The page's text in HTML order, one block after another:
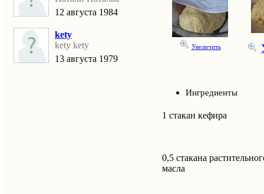
12 августа 1984
kety
kety kety
13 августа 1979
Увеличить
Ингредиенты
1 стакан кефира
0,5 стакана
масла